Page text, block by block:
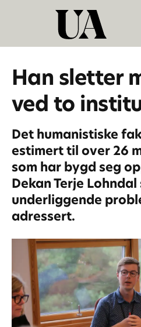
Han sletter
ved to
Det humanistiske
estimert til over 26
som har bygd seg
Dekan Terje Lohndal
underliggende
adressert.